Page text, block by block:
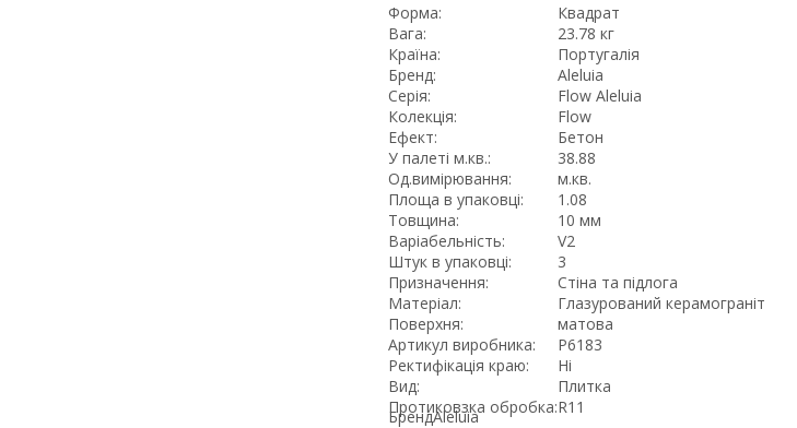
Форма:
Квадрат
Вага:
23.78 кг
Країна:
Португалія
Бренд:
Aleluia
Серія:
Flow Aleluia
Колекція:
Flow
Ефект:
Бетон
У палеті м.кв.:
38.88
Од.вимірювання:
м.кв.
Площа в упаковці:
1.08
Товщина:
10 мм
Варіабельність:
V2
Штук в упаковці:
3
Призначення:
Стіна та підлога
Матеріал:
Глазурований керамограніт
Поверхня:
матова
Артикул виробника:
P6183
Ректифікація краю:
Ні
Вид:
Плитка
Протиковзка обробка:R11
БрендAleluia